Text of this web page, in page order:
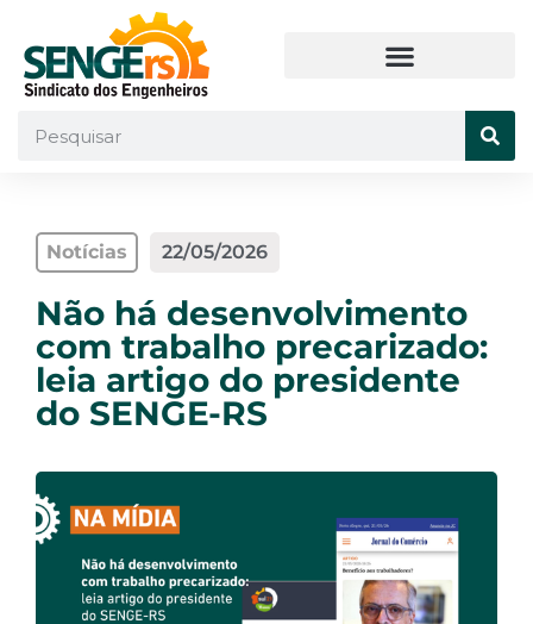
Notícias 22/05/2026
Não há desenvolvimento
com trabalho precarizado:
leia artigo do presidente
do SENGE-RS